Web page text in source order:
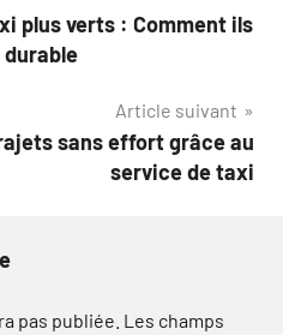
plus verts : Comment ils
Article suivant
sans effort grâce au
service de taxi
pas publiée. Les champs